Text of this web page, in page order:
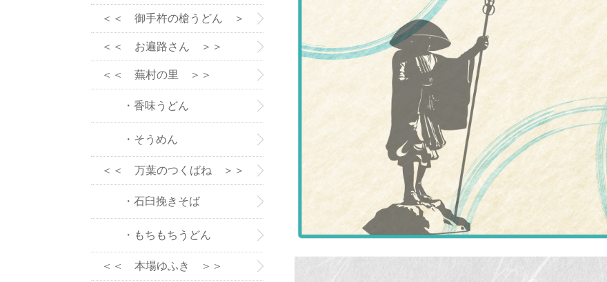
＞＞
＜＜ 御手杵の槍うどん ＞
＞
＜＜ お遍路さん ＞＞
＜＜ 蕪村の里 ＞＞
・香味うどん
・そうめん
＜＜ 万葉のつくばね ＞＞
・石臼挽きそば
・もちもちうどん
＜＜ 本場ゆふき ＞＞